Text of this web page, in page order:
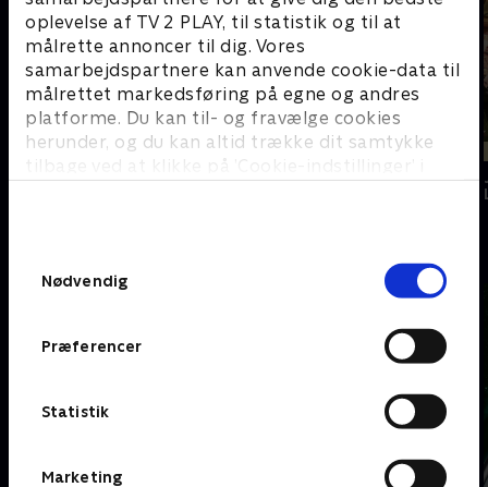
oplevelse af TV 2 PLAY, til statistik og til at
målrette annoncer til dig. Vores
samarbejdspartnere kan anvende cookie-data til
målrettet markedsføring på egne og andres
platforme. Du kan til- og fravælge cookies
herunder, og du kan altid trække dit samtykke
tilbage ved at klikke på ’Cookie-indstillinger’ i
Nødvendig
Præferencer
Statistik
Marketing
Nyligt tilføjet
Crocodile Dundee
Nyligt tilføjet
Kollision
Nyligt tilføjet
Sicario